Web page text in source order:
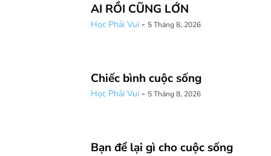
AI RỒI CŨNG LỚN
Học Phải Vui - 5 Tháng 8, 2026
Chiếc bình cuộc sống
Học Phải Vui - 5 Tháng 8, 2026
Bạn để lại gì cho cuộc sống